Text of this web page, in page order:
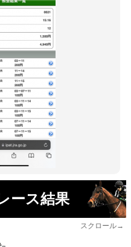
ース結果
スクロール→